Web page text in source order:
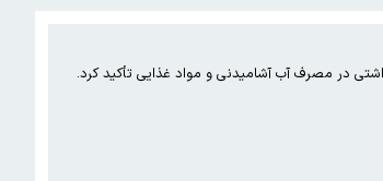
در مصرف آب آشامیدنی و مواد غذایی تأکید کرد.